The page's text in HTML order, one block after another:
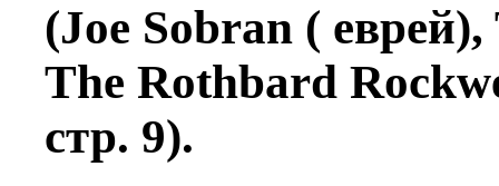
(Joe Sobran (
The Rothbard
стр. 9).